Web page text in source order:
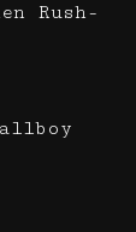
Rush-